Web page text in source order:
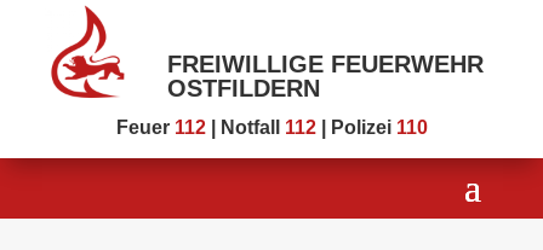
FREIWILLIGE FEUERWEHR
OSTFILDERN
Feuer 112| Notfall 112| Polizei 110